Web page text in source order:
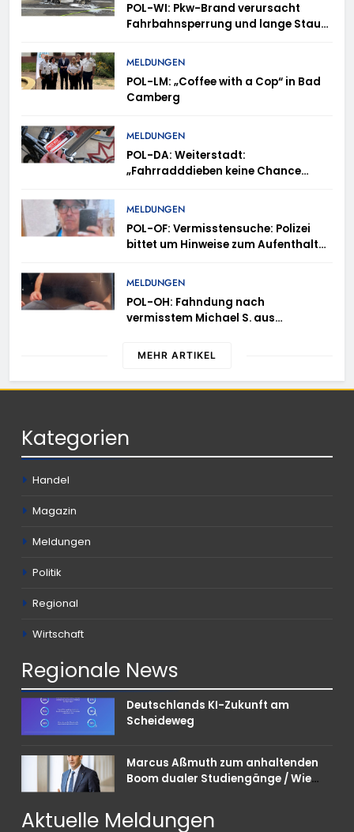
POL-WI: Pkw-Brand verursacht
Fahrbahnsperrung und lange Staus
MELDUNGEN
POL-LM: „Coffee with a Cop“ in Bad
Camberg
MELDUNGEN
POL-DA: Weiterstadt:
„Fahrradddieben keine Chance
Anmeldung erforderlich
MELDUNGEN
POL-OF: Vermisstensuche: Polizei
bittet um Hinweise zum Aufenthalt
MELDUNGEN
POL-OH: Fahndung nach
vermisstem Michael S. aus
MEHR ARTIKEL
Kategorien
Handel
Magazin
Meldungen
Politik
Regional
Wirtschaft
Regionale News
Deutschlands KI-Zukunft am
Scheideweg
Marcus Aßmuth zum anhaltenden
Boom dualer Studiengänge / Wie
punkten können
Aktuelle Meldungen